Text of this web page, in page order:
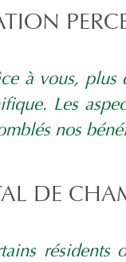
à vous, plus
Les
nos
DE
résidents